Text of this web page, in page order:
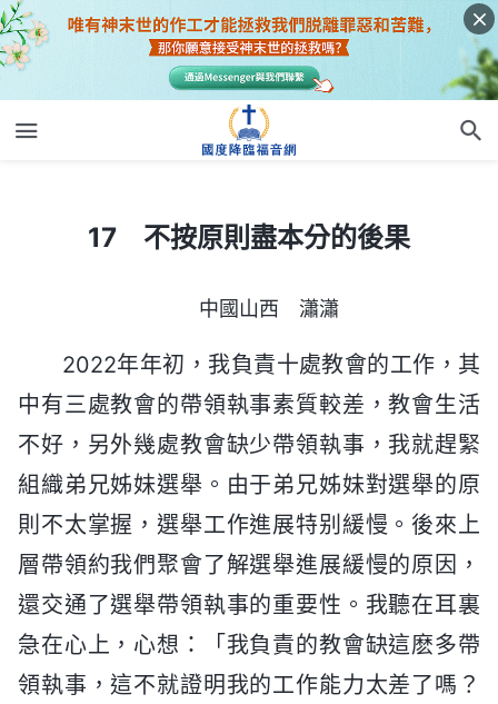
17 不按原則盡本分的後果
中國山西 瀟瀟
2022年年初，我負責十處教會的工作，其
中有三處教會的帶領執事素質較差，教會生活
不好，另外幾處教會缺少帶領執事，我就趕緊
組織弟兄姊妹選舉。由于弟兄姊妹對選舉的原
則不太掌握，選舉工作進展特别緩慢。後來上
層帶領約我們聚會了解選舉進展緩慢的原因，
還交通了選舉帶領執事的重要性。我聽在耳裏
急在心上，心想：「我負責的教會缺這麽多帶
領執事，這不就證明我的工作能力太差了嗎？